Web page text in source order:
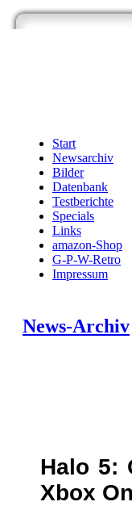
Start
Newsarchiv
Bilder
Datenbank
Testberichte
Specials
Links
amazon-Shop
G-P-W-Retro
Impressum
News-Archiv
Halo 5:
Xbox